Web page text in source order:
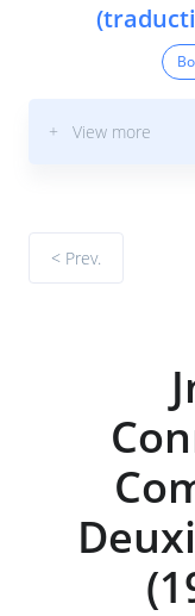
+ View more
< Prev.